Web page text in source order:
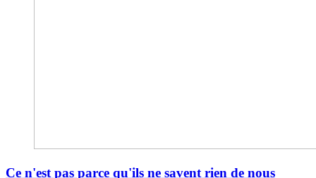
Ce n'est pas parce qu'ils ne savent rien de nous